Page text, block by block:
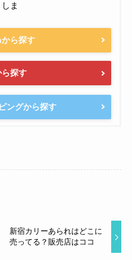
しま
ら探す
探す
ングから探す
新宿カリーあられはどこに
売ってる？販売店はココ